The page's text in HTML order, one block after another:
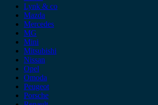
Lynk & co
Mazda
Mercedes
MG
Mini
Mitsubishi
Nissan
Opel
Omoda
Peugeot
Porsche